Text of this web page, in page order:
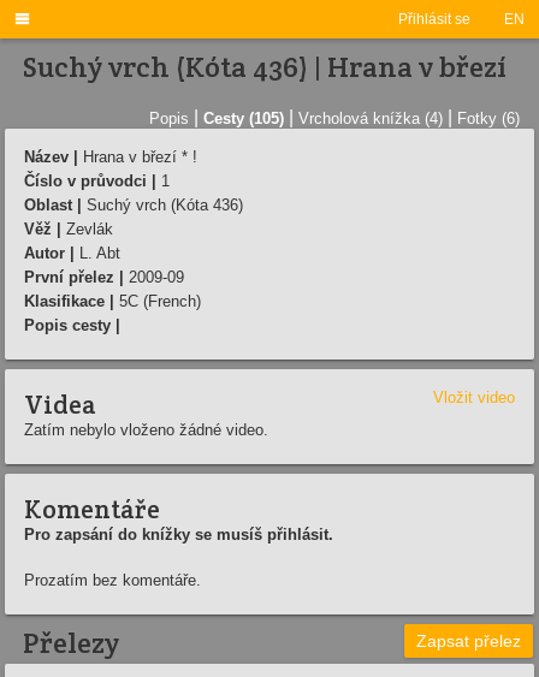
Přihlásit se EN

Suchý vrch (Kóta 436) | Hrana v březí­
Popis Cesty (105) Vrcholová knížka (4) Fotky (6)
Název |
Hrana v březí­ * !
Číslo v průvodci |
1
Oblast |
Suchý vrch (Kóta 436)
Věž |
Zevlák
Autor |
L. Abt
První přelez |
2009-09
Klasifikace |
5C (French)
Popis cesty |
Videa
Vložit video
Zatím nebylo vloženo žádné video.
Komentáře
Pro zapsání do knížky se musíš přihlásit.
Prozatím bez komentáře.
Přelezy Zapsat přelez